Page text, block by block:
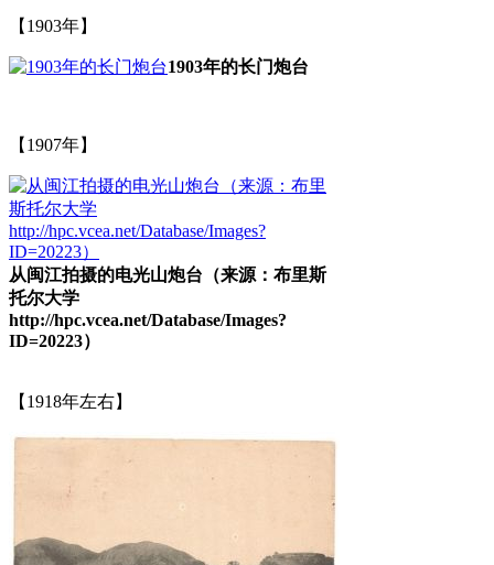
【1903年】
1903年的长门炮台
【1907年】
从闽江拍摄的电光山炮台（来源：布里斯
托尔大学
http://hpc.vcea.net/Database/Images?
ID=20223）
【1918年左右】